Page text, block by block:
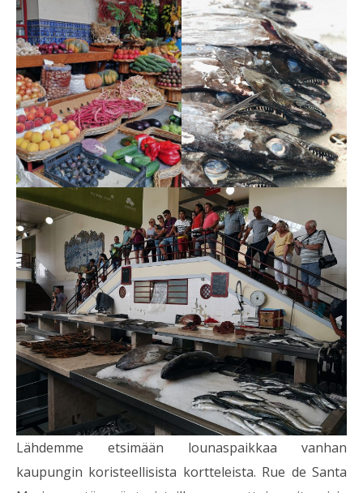
Lähdemme etsimään lounaspaikkaa vanhan
kaupungin koristeellisista kortteleista. Rue de Santa